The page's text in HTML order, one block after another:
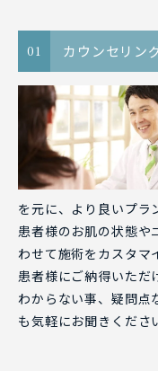
01 カウンセリン
を元に、より良いプラ
患者様のお肌の状態や
わせて施術をカスタマ
患者様にご納得いただ
わからない事、疑問点
も気軽にお聞きくださ